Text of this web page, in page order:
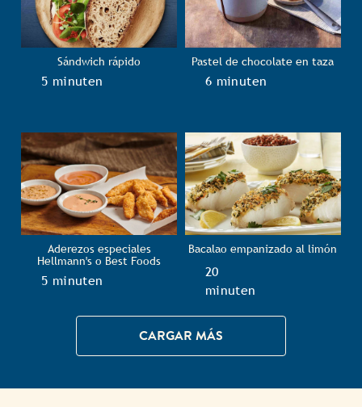
Sándwich rápido
TotalTime
5 minuten
Pastel de chocolate en taza
TotalTime
6 minuten
Aderezos especiales
Hellmann's o Best Foods
TotalTime
5 minuten
Bacalao empanizado al limón
TotalTime
20
minuten
CARGAR MÁS